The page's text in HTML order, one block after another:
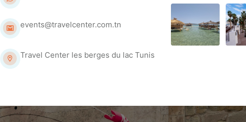
events@travelcenter.com.tn
Travel Center les berges du lac Tunis